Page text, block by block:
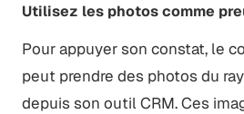
Utilisez les photos comme
Pour appuyer son constat, le
peut prendre des photos du
depuis son outil CRM. Ces